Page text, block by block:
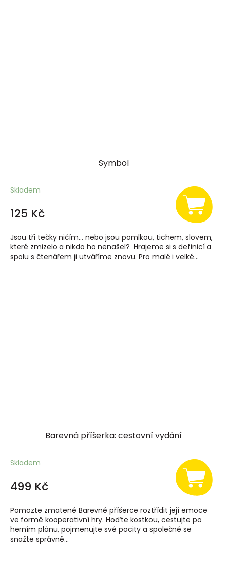
Symbol
Skladem
125 Kč
Jsou tři tečky ničím… nebo jsou pomlkou, tichem, slovem,
které zmizelo a nikdo ho nenašel? Hrajeme si s definicí a
spolu s čtenářem ji utváříme znovu. Pro malé i velké...
Barevná příšerka: cestovní vydání
Skladem
499 Kč
Pomozte zmatené Barevné příšerce roztřídit její emoce
ve formě kooperativní hry. Hoďte kostkou, cestujte po
herním plánu, pojmenujte své pocity a společně se
snažte správně...